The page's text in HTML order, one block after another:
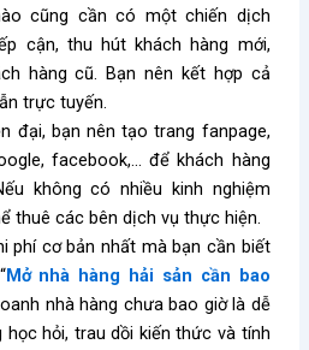
cũng cần có một chiến dịch
cận, thu hút khách hàng mới,
hàng cũ. Bạn nên kết hợp cả
trực tuyến.
đại, bạn nên tạo trang fanpage,
facebook,… để khách hàng
không có nhiều kinh nghiệm
thuê các bên dịch vụ thực hiện.
phí cơ bản nhất mà bạn cần biết
Mở nhà hàng hải sản cần bao
nhà hàng chưa bao giờ là dễ
học hỏi, trau dồi kiến thức và tính